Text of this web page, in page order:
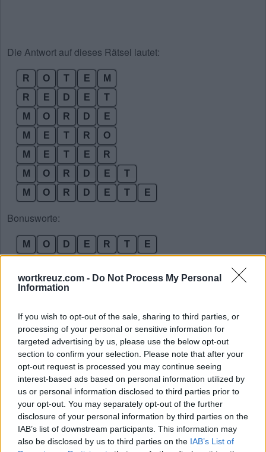
wortkreuz.com - Do Not Process My Personal
Information
If you wish to opt-out of the sale, sharing to third parties, or
processing of your personal or sensitive information for
targeted advertising by us, please use the below opt-out
section to confirm your selection. Please note that after your
opt-out request is processed you may continue seeing
interest-based ads based on personal information utilized by
us or personal information disclosed to third parties prior to
your opt-out. You may separately opt-out of the further
disclosure of your personal information by third parties on the
IAB’s list of downstream participants. This information may
also be disclosed by us to third parties on the IAB’s List of
Die Antwort auf dieses Rätsel lautet:
R O T E
M
R
E D E
T
M
O R D
E
M
E T R
O
M
E T E
R
M
O R D E
T
M
O R D E T E
Bonusworte:
M O D E R T
E
M
O D E R
T
E
R D E
T
M
O D R
E
R
O D E
T
D
O M
E
D
O R
T
E
M D
E
E
R D
E